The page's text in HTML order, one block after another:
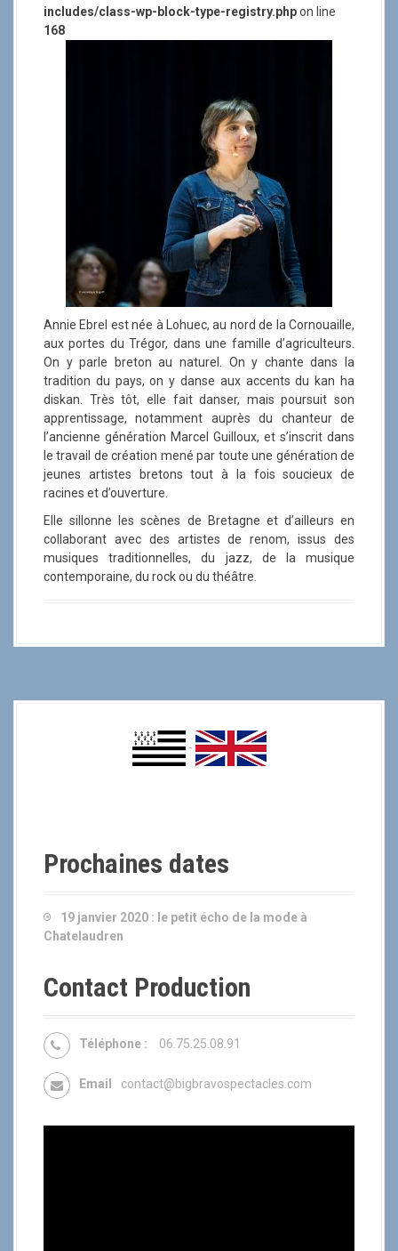
includes/class-wp-block-type-registry.phpon line
168
Annie Ebrel est née à Lohuec, au nord de la Cornouaille,
aux portes du Trégor, dans une famille d’agriculteurs.
On y parle breton au naturel. On y chante dans la
tradition du pays, on y danse aux accents du kan ha
diskan. Très tôt, elle fait danser, mais poursuit son
apprentissage, notamment auprès du chanteur de
l’ancienne génération Marcel Guilloux, et s’inscrit dans
le travail de création mené par toute une génération de
jeunes artistes bretons tout à la fois soucieux de
racines et d’ouverture.
Elle sillonne les scènes de Bretagne et d’ailleurs en
collaborant avec des artistes de renom, issus des
musiques traditionnelles, du jazz, de la musique
contemporaine, du rock ou du théâtre.
-
Prochaines dates
19 janvier 2020 : le petit écho de la mode à
Chatelaudren
Contact Production
Téléphone : 06.75.25.08.91
Email contact@bigbravospectacles.com